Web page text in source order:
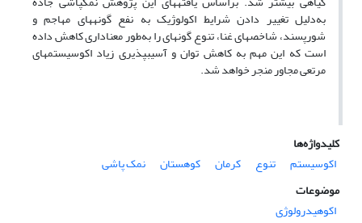
به‌دلیل تغییر دادن شرایط اکولوژیک به نفع گونه‏های مهاجم و
شورپسند، شاخص‏های غنا، تنوع گونه‏ای را به‌طور معنا‏داری کاهش داده
است که این مهم به کاهش توان و آسیب‏پذیری زیاد اکوسیستم‏های
مرتعی مجاور منجر خواهد شد.
کلیدواژه‌ها
اکوسیستم
تنوع کرمان کوهستان
نمک ‏پاشی
موضوعات
اکوهیدرولوژی